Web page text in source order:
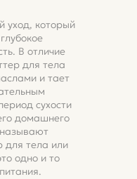
уход, который
В отличие
для тела
и тает
сухости
домашнего
для тела или
одно и то